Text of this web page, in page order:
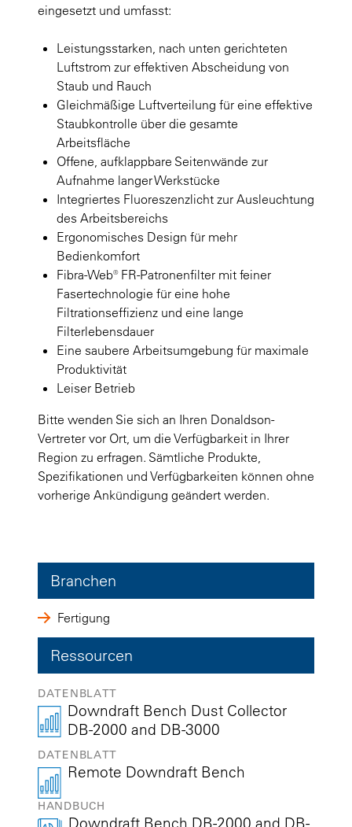
eingesetzt und umfasst:
Leistungsstarken, nach unten gerichteten
Luftstrom zur effektiven Abscheidung von
Staub und Rauch
Gleichmäßige Luftverteilung für eine effektive
Staubkontrolle über die gesamte
Arbeitsfläche
Offene, aufklappbare Seitenwände zur
Aufnahme langer Werkstücke
Integriertes Fluoreszenzlicht zur Ausleuchtung
des Arbeitsbereichs
Ergonomisches Design für mehr
Bedienkomfort
Fibra-Web® FR-Patronenfilter mit feiner
Fasertechnologie für eine hohe
Filtrationseffizienz und eine lange
Filterlebensdauer
Eine saubere Arbeitsumgebung für maximale
Produktivität
Leiser Betrieb
Bitte wenden Sie sich an Ihren Donaldson-
Vertreter vor Ort, um die Verfügbarkeit in Ihrer
Region zu erfragen. Sämtliche Produkte,
Spezifikationen und Verfügbarkeiten können ohne
vorherige Ankündigung geändert werden.
Branchen
Fertigung
Ressourcen
DATENBLATT
Downdraft Bench Dust Collector
DB-2000 and DB-3000
DATENBLATT
Remote Downdraft Bench
HANDBUCH